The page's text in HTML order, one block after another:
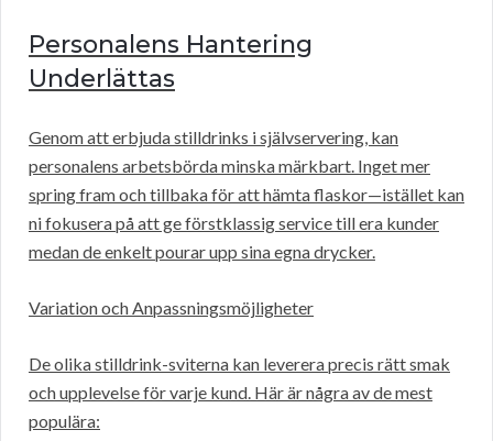
Personalens Hantering
Underlättas
Genom att erbjuda stilldrinks i självservering, kan
personalens arbetsbörda minska märkbart. Inget mer
spring fram och tillbaka för att hämta flaskor—istället kan
ni fokusera på att ge förstklassig service till era kunder
medan de enkelt pourar upp sina egna drycker.
Variation och Anpassningsmöjligheter
De olika stilldrink-sviterna kan leverera precis rätt smak
och upplevelse för varje kund. Här är några av de mest
populära: